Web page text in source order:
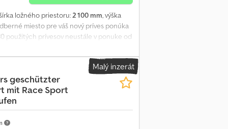
ložného priestoru:2 100 mm, výška
miesto pre váš nový príves ponúka
použitých prívesov neustále v ponuke od
Autoprepravník Race Sport 2025,
podvozkom v tvare V, pneumatiky 12" s
svetlík na streche, bočné dvere,
hliníkové koleso, podperné koleso,
systém zabezpečenia nákladu
Predaj a telefonické objednávky v
shop na trailershop Obsah a obrázky
Vyobrazenie a všetky údaje sú
Malý inzerát
geschützter
mit Race Sport